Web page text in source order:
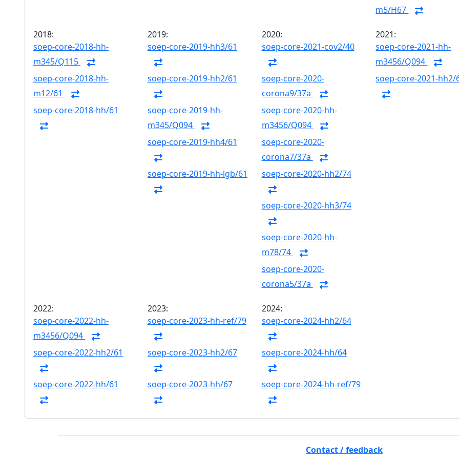
m5/H67
2018:
soep-core-2018-hh-
m345/Q115
soep-core-2018-hh-
m12/61
soep-core-2018-hh/61
2019:
soep-core-2019-hh3/61
soep-core-2019-hh2/61
soep-core-2019-hh-
m345/Q094
soep-core-2019-hh4/61
soep-core-2019-hh-lgb/61
2020:
soep-core-2021-cov2/40
soep-core-2020-
corona9/37a
soep-core-2020-hh-
m3456/Q094
soep-core-2020-
corona7/37a
soep-core-2020-hh2/74
soep-core-2020-hh3/74
soep-core-2020-hh-
m78/74
soep-core-2020-
corona5/37a
2021:
soep-core-2021-hh-
m3456/Q094
soep-core-2021-hh2/
2022:
soep-core-2022-hh-
m3456/Q094
soep-core-2022-hh2/61
soep-core-2022-hh/61
2023:
soep-core-2023-hh-ref/79
soep-core-2023-hh2/67
soep-core-2023-hh/67
2024:
soep-core-2024-hh2/64
soep-core-2024-hh/64
soep-core-2024-hh-ref/79
Contact / feedback